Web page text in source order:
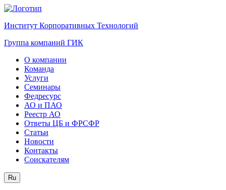
Институт Корпоративных Технологий
Группа компаний ГИК
О компании
Команда
Услуги
Семинары
Федресурс
АО и ПАО
Реестр АО
Ответы ЦБ и ФРСФР
Статьи
Новости
Контакты
Соискателям
Ru